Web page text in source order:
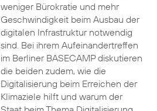
weniger Bürokratie und mehr
Geschwindigkeit beim Ausbau der
digitalen Infrastruktur notwendig
sind. Bei ihrem Aufeinandertreffen
im Berliner BASECAMP diskutieren
die beiden zudem, wie die
Digitalisierung beim Erreichen der
Klimaziele hilft und warum der